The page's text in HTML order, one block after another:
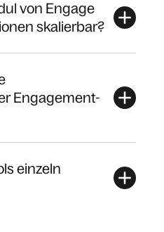
von Engage
skalierbar?
Engagement-
einzeln